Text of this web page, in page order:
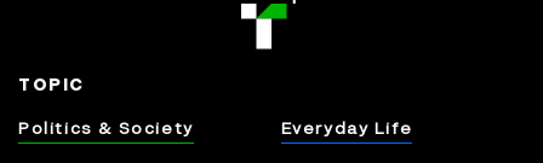
TOPIC
Politics & Society Everyday Life